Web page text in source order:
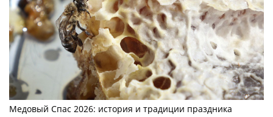
Медовый Спас 2026: история и традиции праздника